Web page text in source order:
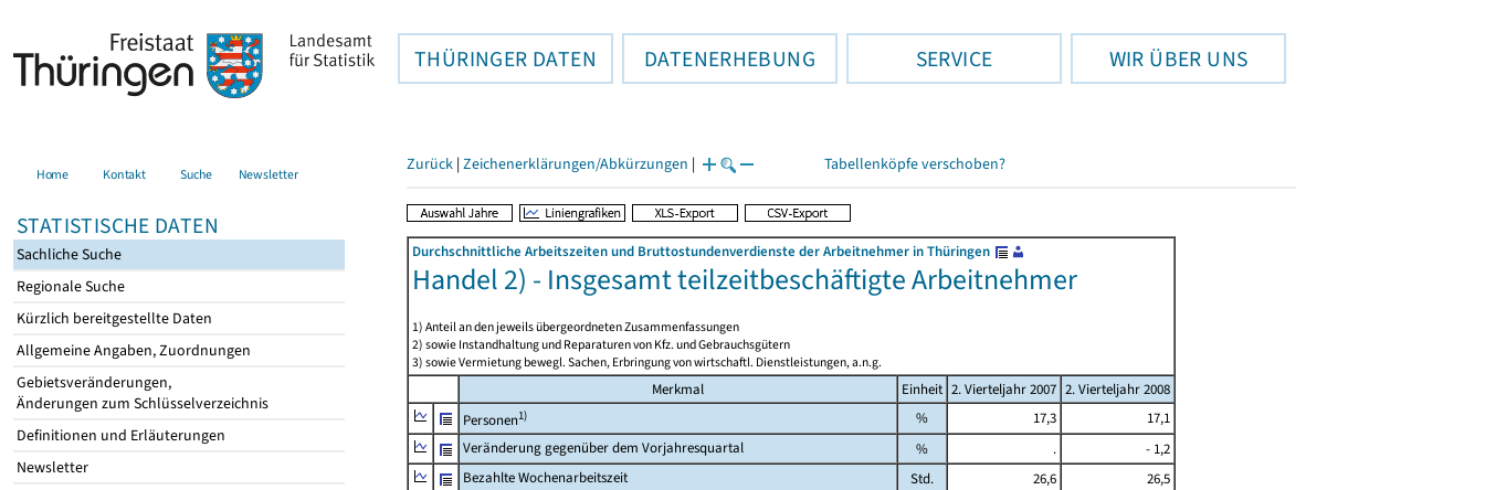
THÜRINGER DATEN DATENERHEBUNG SERVICE WIR ÜBER UNS
Home Kontakt Suche Newsletter
STATISTISCHE DATEN
Sachliche Suche
Regionale Suche
Kürzlich bereitgestellte Daten
Allgemeine Angaben, Zuordnungen
Gebietsveränderungen,
Änderungen zum Schlüsselverzeichnis
Definitionen und Erläuterungen
Newsletter
Zurück | Zeichenerklärungen/Abkürzungen | Tabellenköpfe verschoben?
Durchschnittliche Arbeitszeiten und Bruttostundenverdienste der Arbeitnehmer in Thüringen
Handel 2) - Insgesamt teilzeitbeschäftigte Arbeitnehmer
1) Anteil an den jeweils übergeordneten Zusammenfassungen
2) sowie Instandhaltung und Reparaturen von Kfz. und Gebrauchsgütern
3) sowie Vermietung bewegl. Sachen, Erbringung von wirtschaftl. Dienstleistungen, a.n.g.
Merkmal Einheit 2. Vierteljahr 2007 2. Vierteljahr 2008
Personen1) % 17,3
17,1
Veränderung gegenüber dem Vorjahresquartal
% .
- 1,2
Bezahlte Wochenarbeitszeit
Std. 26,6
26,5